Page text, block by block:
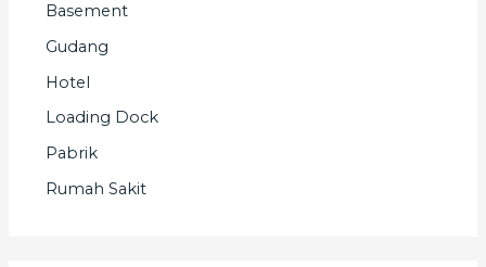
Basement
Gudang
Hotel
Loading Dock
Pabrik
Rumah Sakit